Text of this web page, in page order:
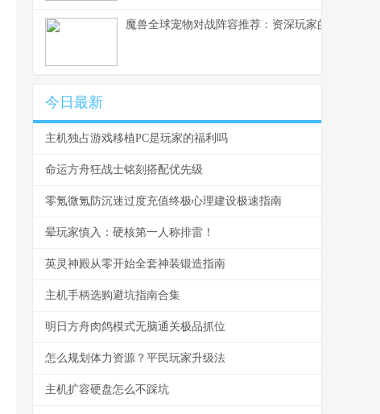
魔兽全球宠物对战阵容推荐：资深玩家的策略指南
今日最新
主机独占游戏移植PC是玩家的福利吗
命运方舟狂战士铭刻搭配优先级
零氪微氪防沉迷过度充值终极心理建设极速指南
晕玩家慎入：硬核第一人称排雷！
英灵神殿从零开始全套神装锻造指南
主机手柄选购避坑指南合集
明日方舟肉鸽模式无脑通关极品抓位
怎么规划体力资源？平民玩家升级法
主机扩容硬盘怎么不踩坑